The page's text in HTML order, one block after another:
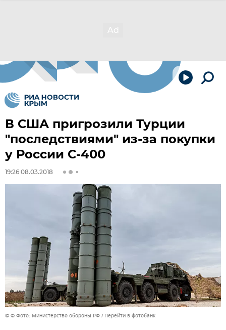
В США пригрозили Турции
"последствиями" из-за покупки
у России С-400
19:26 08.03.2018
© © Фото: Министерство обороны РФ Перейти в фотобанк